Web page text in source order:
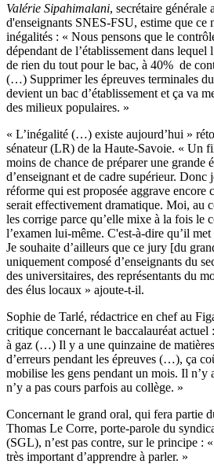
Valérie Sipahimalani, secrétaire
d'enseignants SNES-FSU, estime que ce
inégalités : « Nous pensons que le
dépendant de l’établissement dans
de rien du tout pour le bac, à 40% de
(…) Supprimer les épreuves terminales
devient un bac d’établissement et ça va
des milieux populaires. »
« L’inégalité (…) existe aujourd’hui »
sénateur (LR) de la Haute-Savoie. « Un
moins de chance de préparer une grande
d’enseignant et de cadre supérieur. Donc
réforme qui est proposée aggrave encore
serait effectivement dramatique. Moi, au
les corrige parce qu’elle mixe à la fois le
l’examen lui-même. C'est-à-dire qu’il
Je souhaite d’ailleurs que ce jury [du
uniquement composé d’enseignants du
des universitaires, des représentants du
des élus locaux » ajoute-t-il.
Sophie de Tarlé, rédactrice en chef au
critique concernant le baccalauréat actuel
à gaz (…) Il y a une quinzaine de
d’erreurs pendant les épreuves (…), ça
mobilise les gens pendant un mois. Il n’y
n’y a pas cours parfois au collège. »
Concernant le grand oral, qui fera partie
Thomas Le Corre, porte-parole du
(SGL), n’est pas contre, sur le principe :
très important d’apprendre à parler. »